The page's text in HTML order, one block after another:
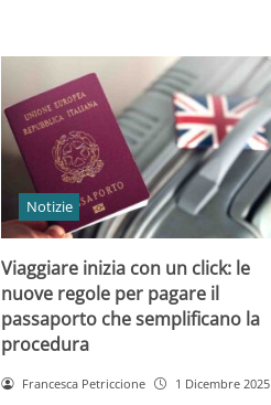
Notizie
Viaggiare inizia con un click: le
nuove regole per pagare il
passaporto che semplificano la
procedura
Francesca Petriccione 1 Dicembre 2025